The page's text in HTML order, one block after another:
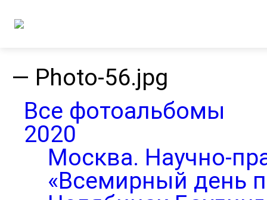
— Photo-56.jpg
Все фотоальбомы
2020
Москва. Научно-
«Всемирный день